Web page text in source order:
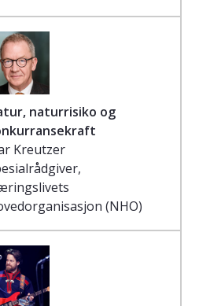
naturrisiko og
Kreutzer
(NHO)